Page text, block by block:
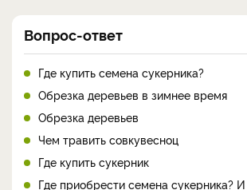
Вопрос-ответ
Где купить семена сукерника?
Обрезка деревьев в зимнее время
Обрезка деревьев
Чем травить совкувесноц
Где купить сукерник
Где приобрести семена сукерника? И